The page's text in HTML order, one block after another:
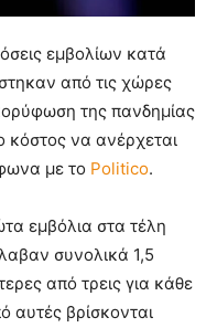
εμβολίων κατά
από τις χώρες
της πανδημίας
κόστος να ανέρχεται
με το Politico.
εμβόλια στα τέλη
συνολικά 1,5
από τρεις για κάθε
βρίσκονται